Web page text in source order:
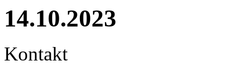
14.10.2023
Kontakt